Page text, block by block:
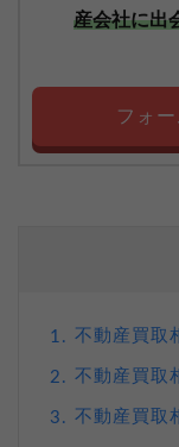
産会社に出
フォ
1. 不動産買取
2. 不動産買取
3. 不動産買取